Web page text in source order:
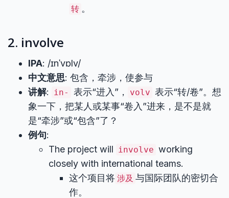
转 。
2. involve
IPA: /ɪnˈvɒlv/
中文意思: 包含，牵涉，使参与
讲解: in- 表示“进入”， volv 表示“转/卷”。想
象一下，把某人或某事“卷入”进来，是不是就
是“牵涉”或“包含”了？
例句:
The project will involve working
closely with international teams.
这个项目将 涉及 与国际团队的密切合
作。